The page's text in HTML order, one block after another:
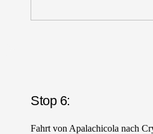
Stop 6:
Fahrt von Apalachicola nach